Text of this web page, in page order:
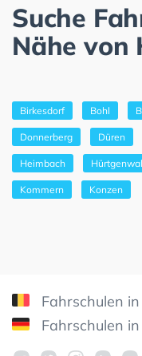
Suche
Nähe von
Birkesdorf Bohl
Donnerberg Düren
Heimbach
Kommern Konzen
Fahrschulen
Fahrschulen